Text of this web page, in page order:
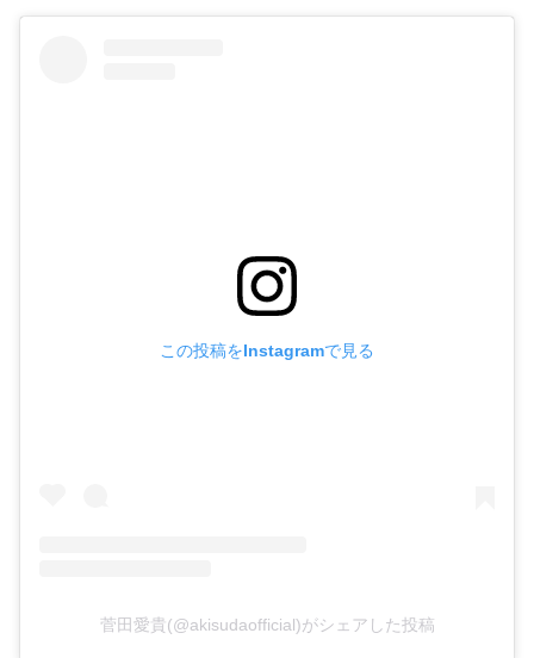
この投稿をInstagramで見る
菅田愛貴(@akisudaofficial)がシェアした投稿